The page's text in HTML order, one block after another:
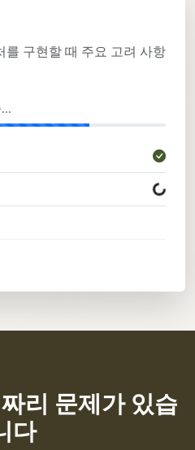
구현할 때 주요 고려 사항
리 문제가 있습
다